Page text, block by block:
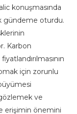
konuşmasında
gündeme oturdu.
Karbon
için zorunlu
ve
erişimin önemini